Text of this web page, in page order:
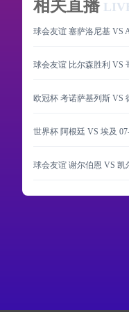
相关直播
球会友谊 塞萨洛尼基 VS
球会友谊 比尔森胜利 VS
欧冠杯 考诺萨基列斯 VS
世界杯 阿根廷 VS 埃及
球会友谊 谢尔伯恩 VS 凯